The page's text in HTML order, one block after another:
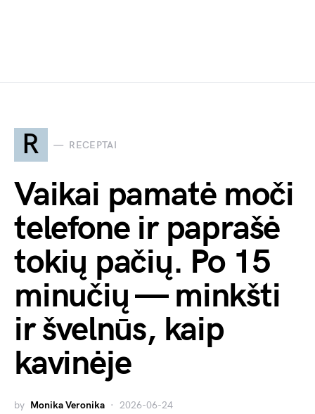
R RECEPTAI
Vaikai pamatė moči
telefone ir paprašė
tokių pačių. Po 15
minučių — minkšti
ir švelnūs, kaip
kavinėje
by Monika Veronika 2026-06-24